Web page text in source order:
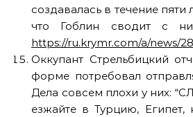
создавалась в течение пяти
что Гоблин сводит с
https://ru.krymr.com/a/news/
Оккупант Стрельбицкий
форме потребовал
Дела совсем плохи у них:
езжайте в Турцию, Египет,